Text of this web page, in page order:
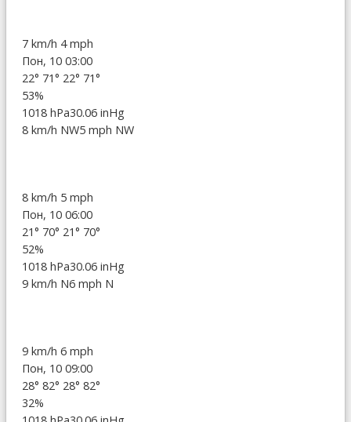
7 km/h 4 mph
Пон, 10 03:00
22° 71° 22° 71°
53%
1018 hPa30.06 inHg
8 km/h NW5 mph NW
8 km/h 5 mph
Пон, 10 06:00
21° 70° 21° 70°
52%
1018 hPa30.06 inHg
9 km/h N6 mph N
9 km/h 6 mph
Пон, 10 09:00
28° 82° 28° 82°
32%